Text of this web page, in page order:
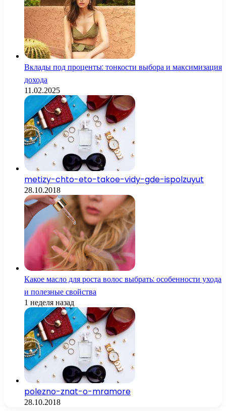
Вклады под проценты: тонкости выбора и максимизация
дохода
11.02.2025
metizy-chto-eto-takoe-vidy-gde-ispolzuyut
28.10.2018
Какое масло для роста волос выбрать: особенности ухода
и полезные свойства
1 неделя назад
polezno-znat-o-mramore
28.10.2018